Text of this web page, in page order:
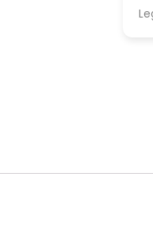
erano in